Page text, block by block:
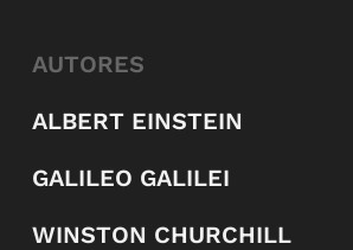
AUTORES
ALBERT EINSTEIN
GALILEO GALILEI
WINSTON CHURCHILL